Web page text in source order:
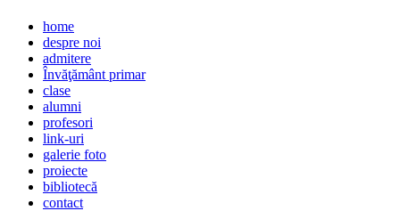
home
despre noi
admitere
Învăţământ primar
clase
alumni
profesori
link-uri
galerie foto
proiecte
bibliotecă
contact